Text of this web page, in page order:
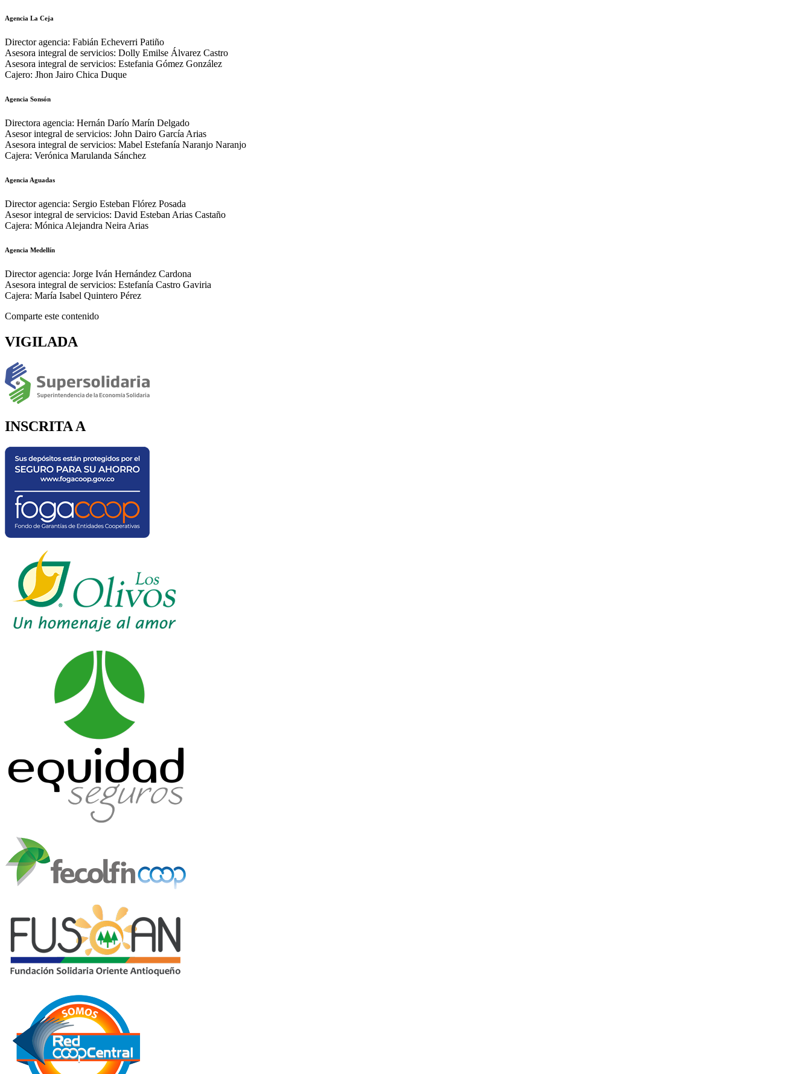
Agencia La Ceja
Director agencia: Fabián Echeverri Patiño
Asesora integral de servicios: Dolly Emilse Álvarez Castro
Asesora integral de servicios: Estefania Gómez González
Cajero: Jhon Jairo Chica Duque
Agencia Sonsón
Directora agencia: Hernán Darío Marín Delgado
Asesor integral de servicios: John Dairo García Arias
Asesora integral de servicios: Mabel Estefanía Naranjo Naranjo
Cajera: Verónica Marulanda Sánchez
Agencia Aguadas
Director agencia: Sergio Esteban Flórez Posada
Asesor integral de servicios: David Esteban Arias Castaño
Cajera: Mónica Alejandra Neira Arias
Agencia Medellín
Director agencia: Jorge Iván Hernández Cardona
Asesora integral de servicios: Estefanía Castro Gaviria
Cajera: María Isabel Quintero Pérez
Comparte este contenido
VIGILADA
INSCRITA A